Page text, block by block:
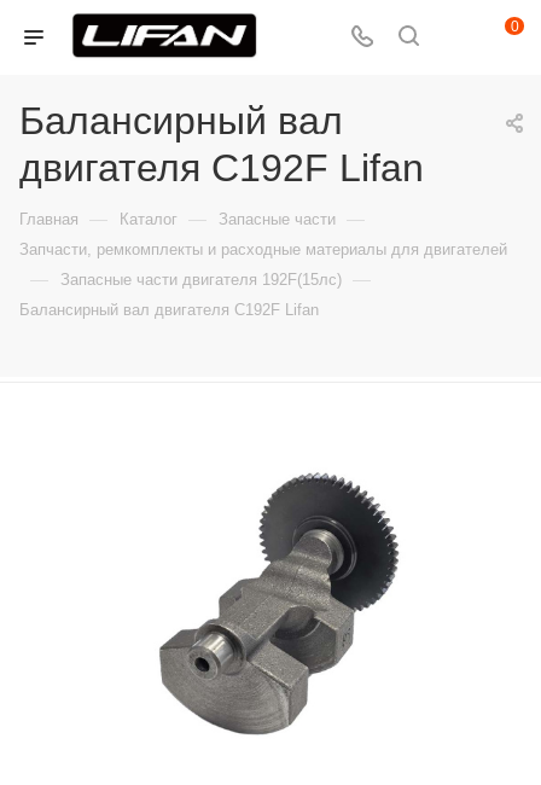
0
Балансирный вал
двигателя C192F Lifan
Главная — Каталог — Запасные части —
Запчасти, ремкомплекты и расходные материалы для двигателей
— Запасные части двигателя 192F(15лс) —
Балансирный вал двигателя C192F Lifan